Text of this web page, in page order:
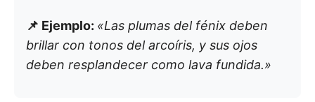
📌 Ejemplo: «Las plumas del fénix deben
brillar con tonos del arcoíris, y sus ojos
deben resplandecer como lava fundida.»